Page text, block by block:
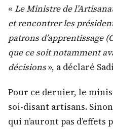
«Le Ministre de
et rencontrer les
patrons d’apprentissage
que ce soit notamment
décisions», a déclaré
Pour ce dernier, le
soi-disant artisans.
qui n’auront pas